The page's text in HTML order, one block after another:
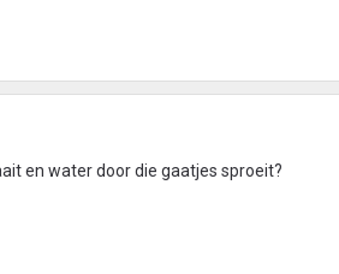
en water door die gaatjes sproeit?